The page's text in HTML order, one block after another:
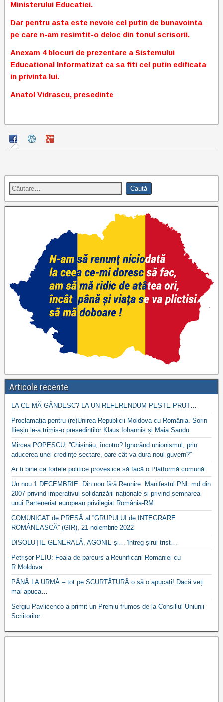
Ministerului Educatiei.
Dar pentru asta este nevoie cel putin de bunavointa
pe care n-am resimtit-o deloc din tonul scrisorii.
Anexam 4 blocuri de prezentare a Sistemului
Educational Informatizat ca sa fiti cel putin edificata
in privinta lui.
Anatol Vidrascu, presedinte
Articole recente
LA CE MĂ GÂNDESC? LA UN REFERENDUM PESTE PRUT…
Proclamația pentru (re)Unirea Republicii Moldova cu România. Sorin
Ilieșiu le-a trimis-o președinților Klaus Iohannis și Maia Sandu
Mircea POPESCU: ”Chișinău, încotro? Ignorând unionismul, prin
aducerea unei credințe sectare, oare cât va dura noul guvern?”
Ar fi bine ca forțele politice provestice să facă o Platformă comună
Un nou 1 DECEMBRIE. Din nou fără Reunire. Manifestul PNL.md din
2007 privind imperativul solidarizării naționale si privind semnarea
unui Parteneriat european privilegiat România-RM
COMUNICAT de PRESĂ al ”GRUPULUI de INTEGRARE
ROMÂNEASCĂ” (GIR), 21 noiembrie 2022
DISOLUȚIE GENERALĂ, AGONIE și… întreg șirul trist…
Petrișor PEIU: Foaia de parcurs a Reunificarii Romaniei cu
R.Moldova
PÂNĂ LA URMĂ – tot pe SCURTĂTURĂ o să o apucați! Dacă veți
mai apuca…
Sergiu Pavlicenco a primit un Premiu frumos de la Consiliul Uniunii
Scriitorilor